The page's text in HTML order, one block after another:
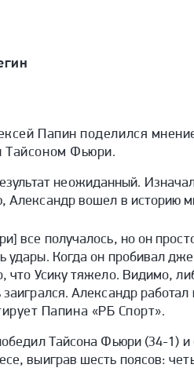
Папин поделился
Тайсоном Фьюри.
неожиданный.
Александр вошел в историю
все получалось, но он
удары. Когда он пробивал
что Усику тяжело. Видимо,
Александр
Папина «РБ Спорт».
Тайсона Фьюри (34-1)
выиграв шесть поясов: